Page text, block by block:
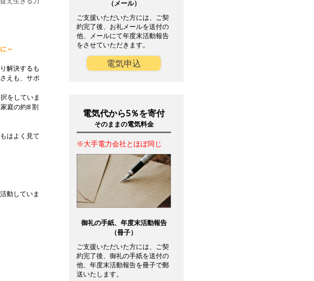
～
解決するも
えも、サポ
をしていま
庭の約8 割
はよく見て
動していま
（メール）
ご支援いただいた方には、ご契
約完了後、お礼メールを送付の
他、メールにて年度末活動報告
をさせていただきます。
電気申込
電気代から5％を寄付
そのままの電気料金
※大手電力会社とほぼ同じ
御礼の手紙、年度末活動報告
（冊子）
ご支援いただいた方には、ご契
約完了後、御礼の手紙を送付の
他、年度末活動報告を冊子で郵
送いたします。